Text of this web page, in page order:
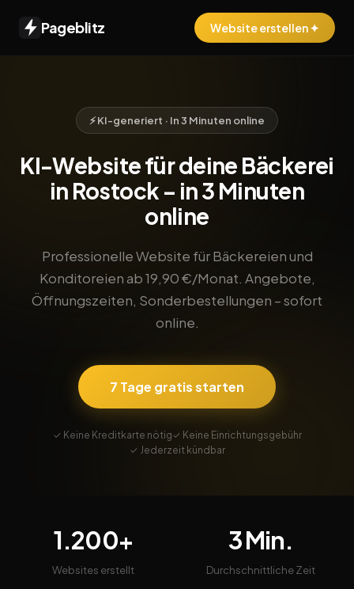
Pageblitz Website erstellen ✦
⚡ KI-generiert · In 3 Minuten online
KI-Website für deine Bäckerei
in Rostock – in 3 Minuten
online
Professionelle Website für Bäckereien und
Konditoreien ab 19,90 €/Monat. Angebote,
Öffnungszeiten, Sonderbestellungen – sofort
online.
7 Tage gratis starten
✓ Keine Kreditkarte nötig✓ Keine Einrichtungsgebühr
✓ Jederzeit kündbar
1.200+
Websites erstellt
3 Min.
Durchschnittliche Zeit